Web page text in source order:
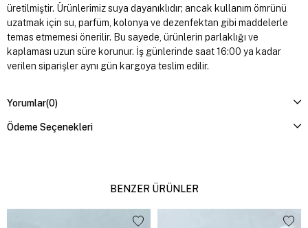
üretilmiştir. Ürünlerimiz suya dayanıklıdır; ancak kullanım ömrünü
uzatmak için su, parfüm, kolonya ve dezenfektan gibi maddelerle
temas etmemesi önerilir. Bu sayede, ürünlerin parlaklığı ve
kaplaması uzun süre korunur. İş günlerinde saat 16:00 ya kadar
verilen siparişler aynı gün kargoya teslim edilir.
Yorumlar(0)
Ödeme Seçenekleri
BENZER ÜRÜNLER